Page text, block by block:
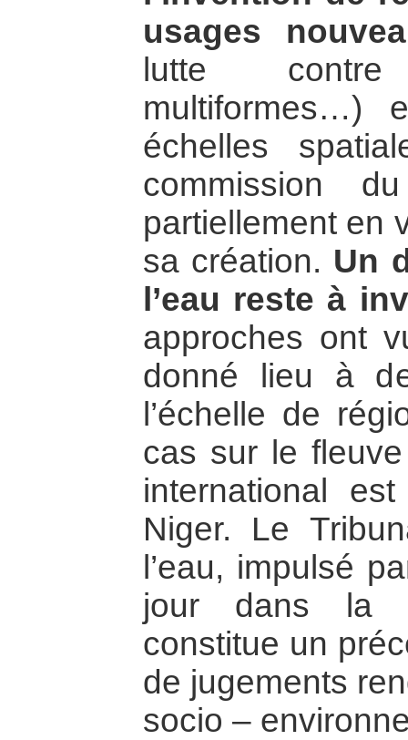
usages
lutte
multiformes…)
échelles
commission
partiellement en
sa création. Un
l’eau reste à
approches ont
donné lieu à
l’échelle de
cas sur le
international
Niger. Le
l’eau, impulsé
jour dans la
constitue un
de jugements
socio –